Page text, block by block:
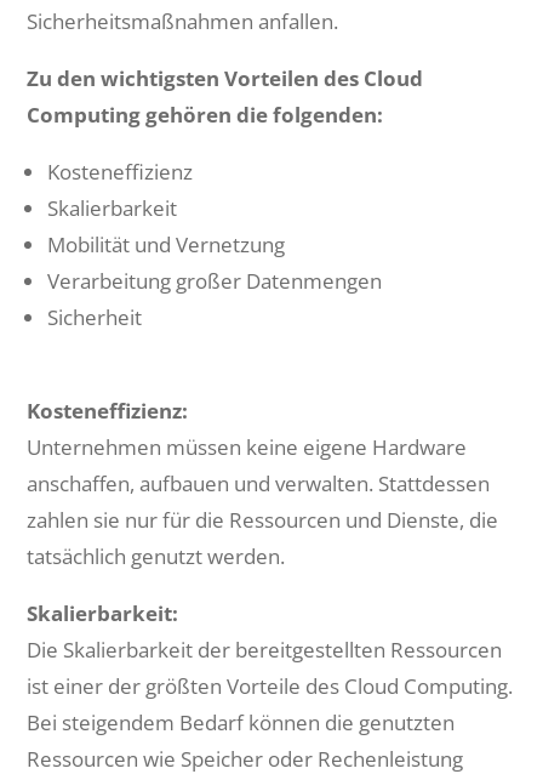
Sicherheitsmaßnahmen anfallen.
Zu den wichtigsten Vorteilen des Cloud
Computing gehören die folgenden:
Kosteneffizienz
Skalierbarkeit
Mobilität und Vernetzung
Verarbeitung großer Datenmengen
Sicherheit
Kosteneffizienz:
Unternehmen müssen keine eigene Hardware
anschaffen, aufbauen und verwalten. Stattdessen
zahlen sie nur für die Ressourcen und Dienste, die
tatsächlich genutzt werden.
Skalierbarkeit:
Die Skalierbarkeit der bereitgestellten Ressourcen
ist einer der größten Vorteile des Cloud Computing.
Bei steigendem Bedarf können die genutzten
Ressourcen wie Speicher oder Rechenleistung